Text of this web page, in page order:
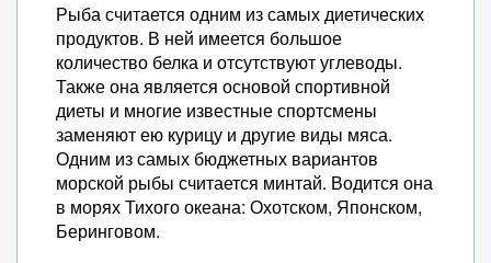
Рыба считается одним из самых диетических
продуктов. В ней имеется большое
количество белка и отсутствуют углеводы.
Также она является основой спортивной
диеты и многие известные спортсмены
заменяют ею курицу и другие виды мяса.
Одним из самых бюджетных вариантов
морской рыбы считается минтай. Водится она
в морях Тихого океана: Охотском, Японском,
Беринговом.